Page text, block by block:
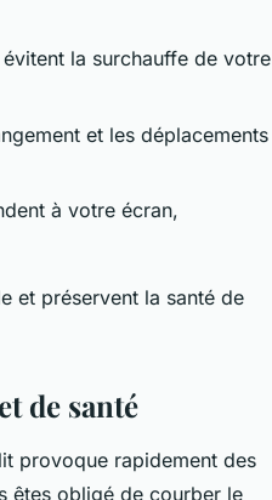
la surchauffe de votre
et les déplacements
à votre écran,
et préservent la santé de
de santé
provoque rapidement des
êtes obligé de courber le